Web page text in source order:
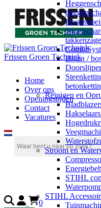
Frissen Groen Techniek
Home
Over ons
Openingstijden
Contact
Vacatures
Bijlen /
Reinigen en
Stroom en
STIHL
STIHL
0